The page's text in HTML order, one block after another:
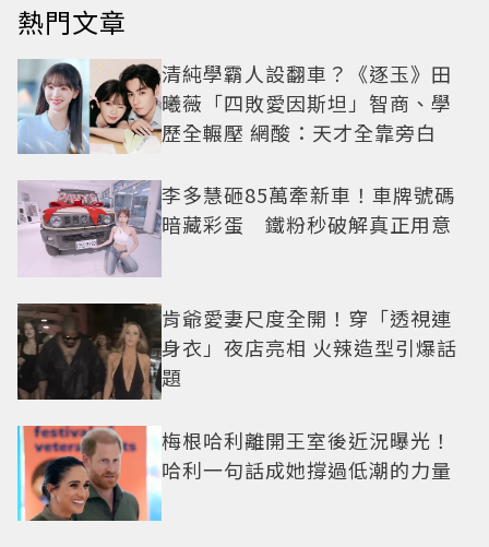
熱門文章
清純學霸人設翻車？《逐玉》田
曦薇「四敗愛因斯坦」智商、學
歷全輾壓 網酸：天才全靠旁白
李多慧砸85萬牽新車！車牌號碼
暗藏彩蛋 鐵粉秒破解真正用意
肯爺愛妻尺度全開！穿「透視連
身衣」夜店亮相 火辣造型引爆話
題
梅根哈利離開王室後近況曝光！
哈利一句話成她撐過低潮的力量